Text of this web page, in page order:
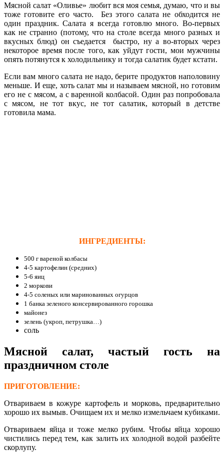
Мясной салат «Оливье» любит вся моя семья, думаю, что и вы
тоже готовите его часто. Без этого салата не обходится не
один праздник. Салата я всегда готовлю много. Во-первых
как не странно (потому, что на столе всегда много разных и
вкусных блюд) он съедается быстро, ну а во-вторых через
некоторое время после того, как уйдут гости, мои мужчины
опять потянутся к холодильнику и тогда салатик будет кстати.
Если вам много салата не надо, берите продуктов наполовину
меньше. И еще, хоть салат мы и называем мясной, но готовим
его не с мясом, а с варенной колбасой. Один раз попробовала
с мясом, не тот вкус, не тот салатик, который в детстве
готовила мама.
ИНГРЕДИЕНТЫ:
500 г вареной колбасы
4-5 картофелин (средних)
5-6 яиц
2 моркови
4-5 соленых или маринованных огурцов
1 банка зеленого консервированного горошка
майонез
зелень (укроп, петрушка…)
соль
Мясной салат, частый гость на
праздничном столе
ПРИГОТОВЛЕНИЕ:
Отвариваем в кожуре картофель и морковь, предварительно
хорошо их вымыв. Очищаем их и мелко измельчаем кубиками.
Отвариваем яйца и тоже мелко рубим. Чтобы яйца хорошо
чистились перед тем, как залить их холодной водой разбейте
скорлупу.